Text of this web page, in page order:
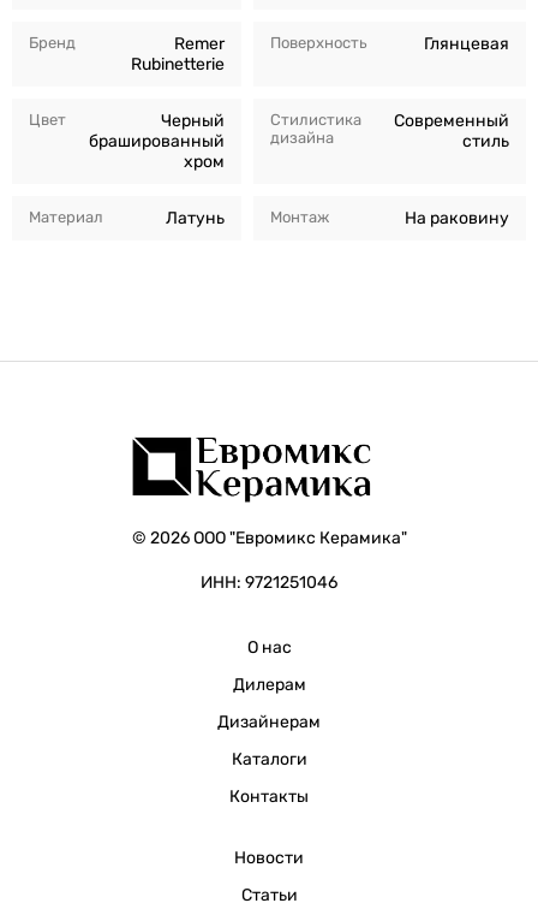
Бренд
Remer
Rubinetterie
Цвет
Черный
брашированный
хром
Материал Латунь
Поверхность Глянцевая
Стилистика
дизайна
Современный
стиль
Монтаж На раковину
© 2026 ООО "Евромикс Керамика"
ИНН: 9721251046
О нас
Дилерам
Дизайнерам
Каталоги
Контакты
Новости
Статьи